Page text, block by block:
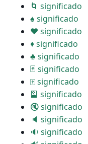
🌀 significado
♠ significado
♥ significado
♦ significado
♣ significado
🃏 significado
🀄 significado
🎴 significado
🔇 significado
🔈 significado
🔉 significado